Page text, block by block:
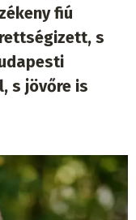
fiú
s
s jövőre is